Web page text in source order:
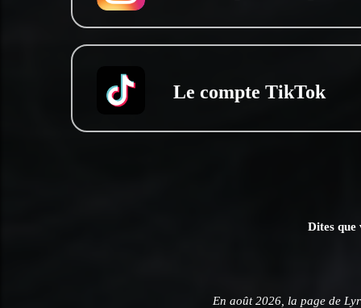
Le compte TikTok
Dites que
En août 2026, la page de